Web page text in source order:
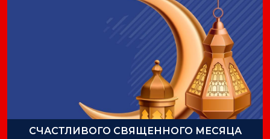
СЧАСТЛИВОГО СВЯЩЕННОГО МЕСЯЦА